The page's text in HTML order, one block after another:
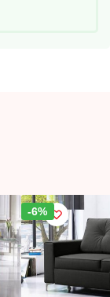
Sleva!
-6%